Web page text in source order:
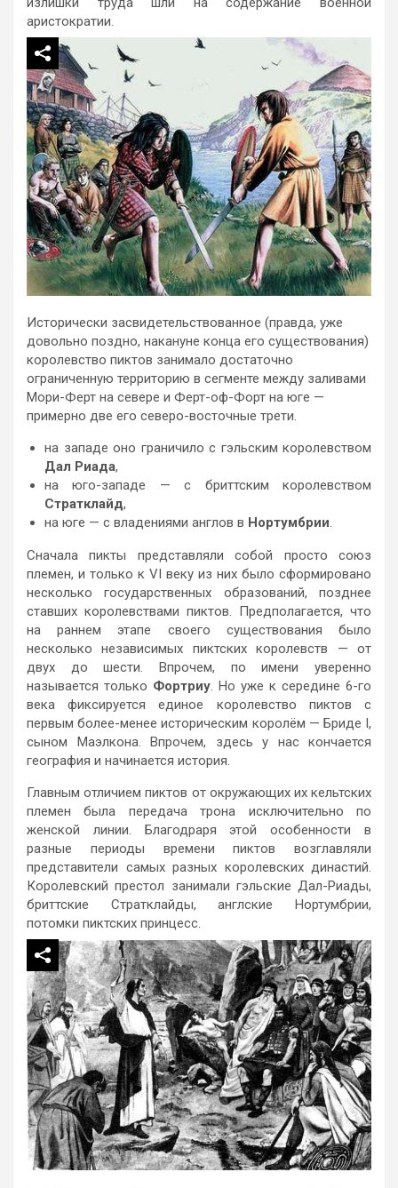
аристократии.
Исторически засвидетельствованное (правда, уже
довольно поздно, накануне конца его существования)
королевство пиктов занимало достаточно
ограниченную территорию в сегменте между заливами
Мори-Ферт на севере и Ферт-оф-Форт на юге —
примерно две его северо-восточные трети.
на западе оно граничило с гэльским королевством
Дал Риада,
на юго-западе — с бриттским королевством
Стратклайд,
на юге — с владениями англов в Нортумбрии.
Сначала пикты представляли собой просто союз
племен, и только к VI веку из них было сформировано
несколько государственных образований, позднее
ставших королевствами пиктов. Предполагается, что
на раннем этапе своего существования было
несколько независимых пиктских королевств — от
двух до шести. Впрочем, по имени уверенно
называется только Фортриу. Но уже к середине 6-го
века фиксируется единое королевство пиктов с
первым более-менее историческим королём — Бриде I,
сыном Маэлкона. Впрочем, здесь у нас кончается
география и начинается история.
Главным отличием пиктов от окружающих их кельтских
племен была передача трона исключительно по
женской линии. Благодраря этой особенности в
разные периоды времени пиктов возглавляли
представители самых разных королевских династий.
Королевский престол занимали гэльские Дал-Риады,
бриттские Стратклайды, англские Нортумбрии,
потомки пиктских принцесс.